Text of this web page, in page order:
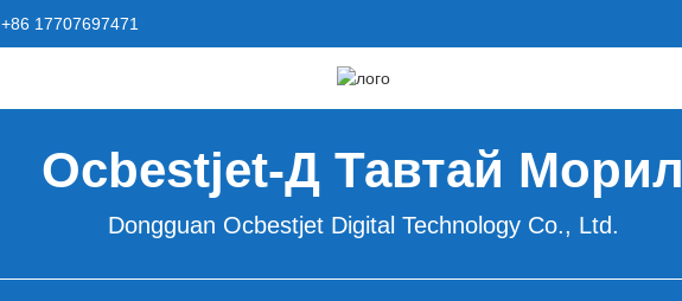
+86 17707697471
Ocbestjet-Д Тавтай Морил
Dongguan Ocbestjet Digital Technology Co., Ltd.